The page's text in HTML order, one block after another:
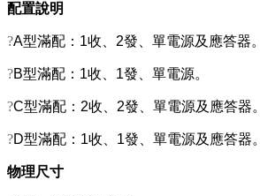
配置說明
?A型滿配：1收、2發、單電源及應答器。
?B型滿配：1收、1發、單電源。
?C型滿配：2收、2發、單電源及應答器。
?D型滿配：1收、1發、單電源及應答器。
物理尺寸